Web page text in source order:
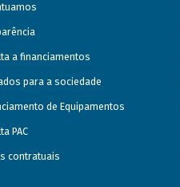
a financiamentos
para a sociedade
de Equipamentos
PAC
contratuais